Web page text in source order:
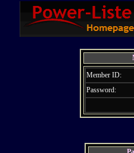
Member ID:
Password: